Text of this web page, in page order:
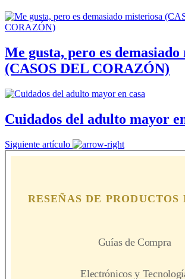
Me gusta, pero es
(CASOS DEL CORAZÓN)
Cuidados del adulto mayor
Siguiente artículo